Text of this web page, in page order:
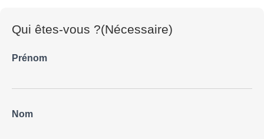
Qui êtes-vous ?(Nécessaire)
Prénom
Nom